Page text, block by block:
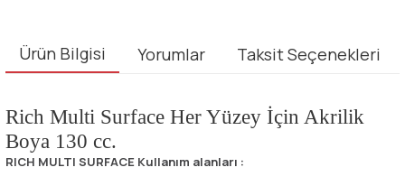
Ürün Bilgisi Yorumlar Taksit Seçenekleri
Rich Multi Surface Her Yüzey İçin Akrilik
Boya 130 cc.
RICH MULTI SURFACE Kullanım alanları :